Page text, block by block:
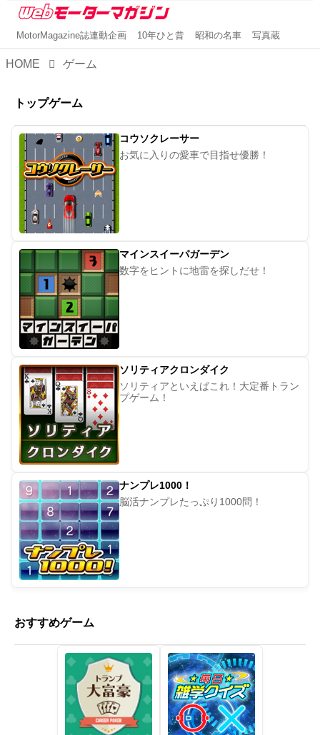
MotorMagazine誌連動企画 10年ひと昔 昭和の名車 写真蔵
HOME ゲーム
トップゲーム
コウソクレーサー
お気に入りの愛車で目指せ優勝！
マインスイーパガーデン
数字をヒントに地雷を探しだせ！
ソリティアクロンダイク
ソリティアといえばこれ！大定番トラン
プゲーム！
ナンプレ1000！
脳活ナンプレたっぷり1000問！
おすすめゲーム